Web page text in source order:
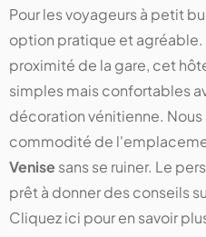
Pour les voyageurs à petit
option pratique et agréable.
proximité de la gare, cet
simples mais confortables
décoration vénitienne.
commodité de
Venisesans se ruiner. Le
prêt à donner des conseils
Cliquez ici pour en savoir